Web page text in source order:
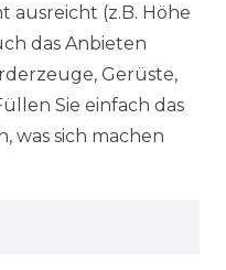
ausreicht (z.B. Höhe
das Anbieten
Gerüste,
Sie einfach das
was sich machen